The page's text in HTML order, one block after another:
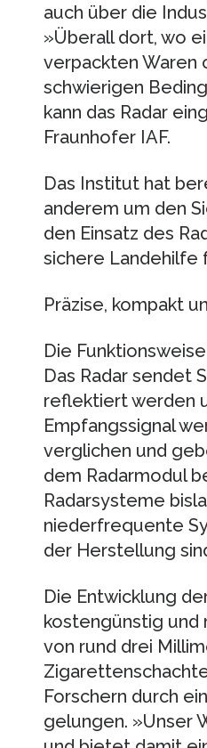
auch über die
»Überall dort, wo
verpackten Waren
schwierigen
kann das Radar
Fraunhofer IAF.
Das Institut hat
anderem um den
den Einsatz des
sichere Landehilfe
Präzise, kompakt
Die
Das Radar sendet
reflektiert werden
Empfangssignal
verglichen und
dem Radarmodul
Radarsysteme
niederfrequente
der Herstellung
Die Entwicklung
kostengünstig und
von rund drei
Forschern durch
gelungen. »Unser